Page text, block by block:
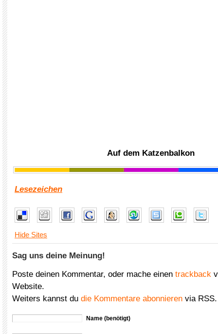
Auf dem Katzenbalkon
Lesezeichen
Hide Sites
Sag uns deine Meinung!
Poste deinen Kommentar, oder mache einen trackback
Website.
Weiters kannst du die Kommentare abonnieren via RSS.
Name (benötigt)